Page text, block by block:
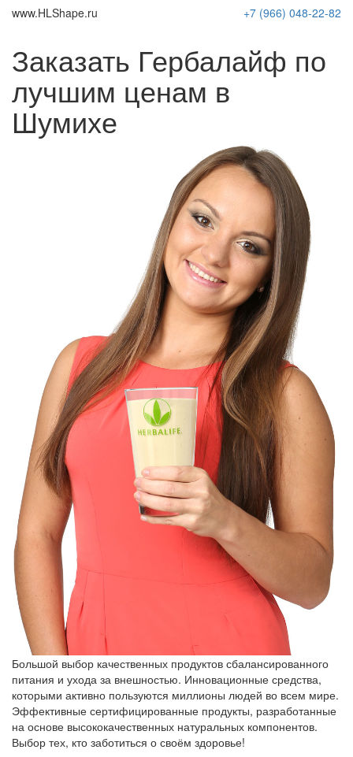
www.HLShape.ru +7 (966) 048-22-82
Заказать Гербалайф по
лучшим ценам в
Шумихе
Большой выбор качественных продуктов сбалансированного
питания и ухода за внешностью. Инновационные средства,
которыми активно пользуются миллионы людей во всем мире.
Эффективные сертифицированные продукты, разработанные
на основе высококачественных натуральных компонентов.
Выбор тех, кто заботиться о своём здоровье!